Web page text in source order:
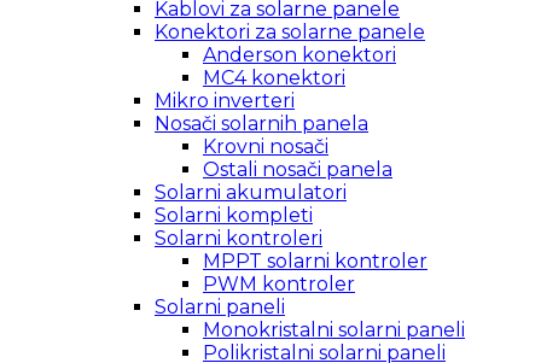
Kablovi za solarne panele
Konektori za solarne panele
Anderson konektori
MC4 konektori
Mikro inverteri
Nosači solarnih panela
Krovni nosači
Ostali nosači panela
Solarni akumulatori
Solarni kompleti
Solarni kontroleri
MPPT solarni kontroler
PWM kontroler
Solarni paneli
Monokristalni solarni paneli
Polikristalni solarni paneli